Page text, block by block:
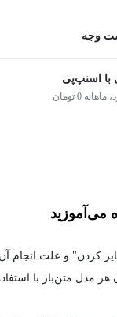
وجه
با اسنپ‌پی
می‌آموزید
کردن" و علت انجام آن
هر مدل متن‌باز با